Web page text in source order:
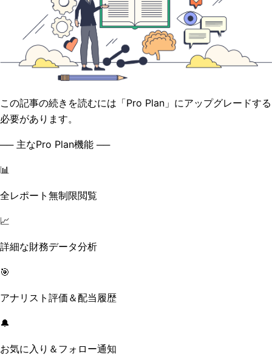
この記事の続きを読むには「Pro Plan」にアップグレードする
必要があります。
── 主なPro Plan機能 ──
📊
全レポート無制限閲覧
📈
詳細な財務データ分析
🎯
アナリスト評価＆配当履歴
🔔
お気に入り＆フォロー通知